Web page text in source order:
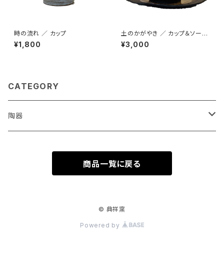
時の流れ ／ カップ
¥1,800
土のかがやき ／ カップ＆ソーサ
ー
¥3,000
CATEGORY
陶器
商品一覧に戻る
© 典祥窯
Powered by